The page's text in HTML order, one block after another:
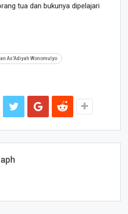
tua dan bukunya dipelajari
As'Adiyah Wonomulyo